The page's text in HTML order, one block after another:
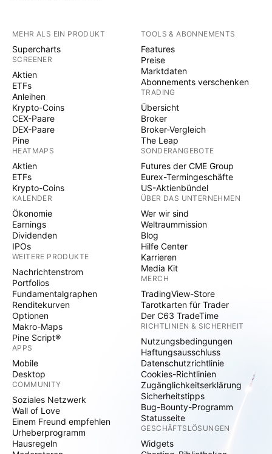
MEHR ALS EIN PRODUKT
Supercharts
SCREENER
Aktien
ETFs
Anleihen
Krypto-Coins
CEX-Paare
DEX-Paare
Pine
HEATMAPS
Aktien
ETFs
Krypto-Coins
KALENDER
Ökonomie
Earnings
Dividenden
IPOs
WEITERE PRODUKTE
Nachrichtenstrom
Portfolios
Fundamentalgraphen
Renditekurven
Optionen
Makro-Maps
Pine Script®
APPS
Mobile
Desktop
COMMUNITY
Soziales Netzwerk
Wall of Love
Einem Freund empfehlen
Urheberprogramm
Hausregeln
TOOLS & ABONNEMENTS
Features
Preise
Marktdaten
Abonnements verschenken
TRADING
Übersicht
Broker
Broker-Vergleich
The Leap
SONDERANGEBOTE
Futures der CME Group
Eurex-Termingeschäfte
US-Aktienbündel
ÜBER DAS UNTERNEHMEN
Wer wir sind
Weltraummission
Blog
Hilfe Center
Karrieren
Media Kit
MERCH
TradingView-Store
Tarotkarten für Trader
Der C63 TradeTime
RICHTLINIEN & SICHERHEIT
Nutzungsbedingungen
Haftungsausschluss
Datenschutzrichtlinie
Cookies-Richtlinien
Zugänglichkeitserklärung
Sicherheitstipps
Bug-Bounty-Programm
Statusseite
GESCHÄFTSLÖSUNGEN
Widgets